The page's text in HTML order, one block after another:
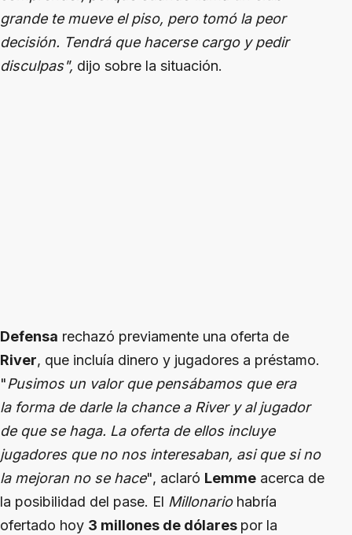
grande te mueve el piso, pero tomó la peor
decisión. Tendrá que hacerse cargo y pedir
disculpas", dijo sobre la situación.
Defensa rechazó previamente una oferta de
River, que incluía dinero y jugadores a préstamo.
"Pusimos un valor que pensábamos que era
la forma de darle la chance a River y al jugador
de que se haga. La oferta de ellos incluye
jugadores que no nos interesaban, asi que si no
la mejoran no se hace", aclaró Lemme acerca de
la posibilidad del pase. El Millonario habría
ofertado hoy 3 millones de dólares por la